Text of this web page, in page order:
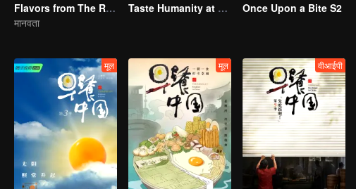
Flavors from The River
मानवता
Taste Humanity at Night S2 Once Upon a Bite S2
मूल मूल वीआईपी